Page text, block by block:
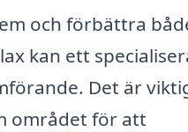
och förbättra
kan ett
Det är
området för att